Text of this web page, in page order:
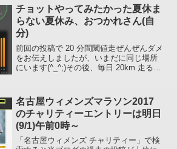
チョットやってみたかった夏休ま
らない夏休み、おつかれさん(自
分)
前回の投稿で 20 分間閾値走ぜんぜんダメ
をお伝えしましたが、いまだに同じ場所
にいます(^_^;)その後、毎日 20km 走ると
かを語れることもなく。。。もう...
名古屋ウィメンズマラソン2017
のチャリティーエントリーは明日
(9/1)午前0時～
「名古屋ウィメンズ チャリティー」で検